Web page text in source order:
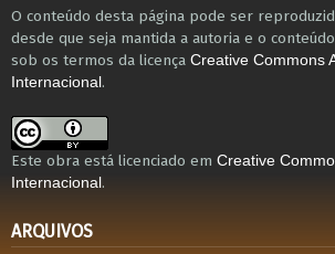
O conteúdo desta página pode ser
desde que seja mantida a autoria e o
sob os termos da licença Creative Commons
Internacional.
Este obra está licenciado em Creative
Internacional.
ARQUIVOS